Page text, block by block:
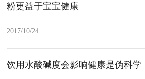
粉更益于宝宝健康
2017/10/24
饮用水酸碱度会影响健康是伪科学